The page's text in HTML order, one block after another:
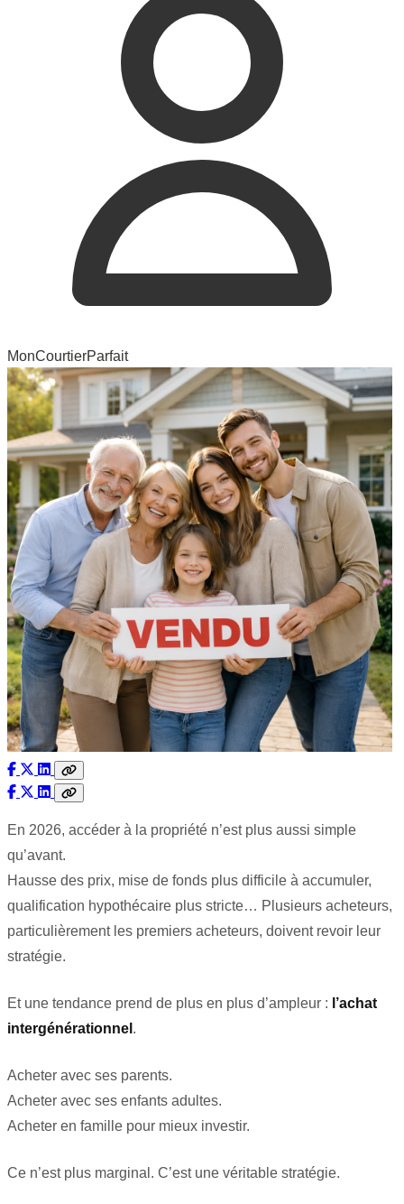
MonCourtierParfait
En 2026, accéder à la propriété n’est plus aussi simple
qu’avant.
Hausse des prix, mise de fonds plus difficile à accumuler,
qualification hypothécaire plus stricte… Plusieurs acheteurs,
particulièrement les premiers acheteurs, doivent revoir leur
stratégie.
Et une tendance prend de plus en plus d’ampleur : l’achat
intergénérationnel .
Acheter avec ses parents.
Acheter avec ses enfants adultes.
Acheter en famille pour mieux investir.
Ce n’est plus marginal. C’est une véritable stratégie.